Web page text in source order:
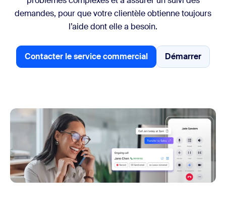
demandes, pour que votre clientèle obtienne toujours
l’aide dont elle a besoin.
Contacter le service commercial
Contacter le service commercial
Démarrer
Contacter